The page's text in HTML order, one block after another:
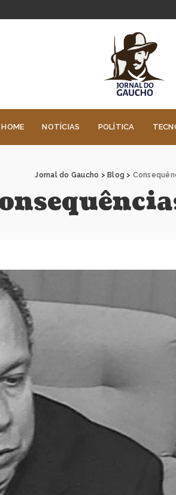
HOME NOTÍCIAS POLÍTICA
Jornal do Gaucho > Blog >